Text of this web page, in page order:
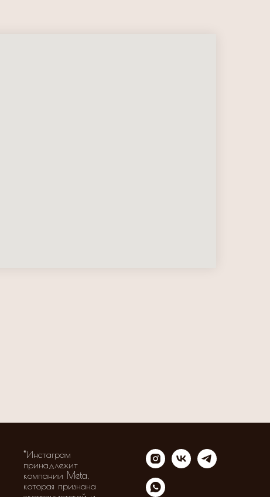
*Инстаграм
принадлежит
компании Meta,
которая признана